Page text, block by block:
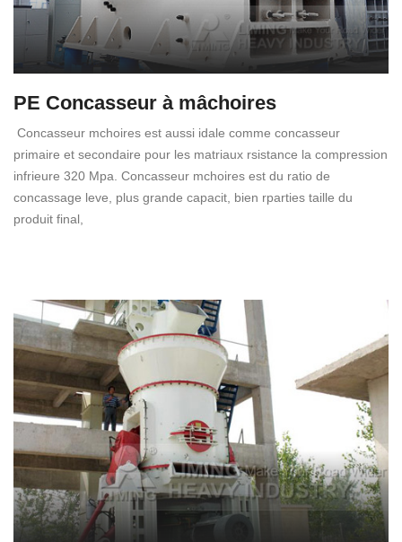
PE Concasseur à mâchoires
Concasseur mchoires est aussi idale comme concasseur
primaire et secondaire pour les matriaux rsistance la compression
infrieure 320 Mpa. Concasseur mchoires est du ratio de
concassage leve, plus grande capacit, bien rparties taille du
produit final,